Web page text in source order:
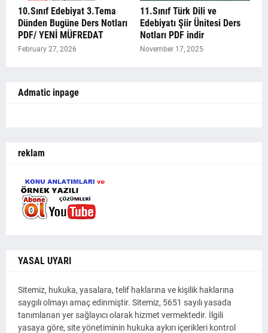
10.Sınıf Edebiyat 3.Tema
Dünden Bugüne Ders Notları
PDF/ YENİ MÜFREDAT
February 27, 2026
11.Sınıf Türk Dili ve
Edebiyatı Şiir Ünitesi Ders
Notları PDF indir
November 17, 2025
Admatic inpage
reklam
YASAL UYARI
Sitemiz, hukuka, yasalara, telif haklarına ve kişilik haklarına
saygılı olmayı amaç edinmiştir. Sitemiz, 5651 sayılı yasada
tanımlanan yer sağlayıcı olarak hizmet vermektedir. İlgili
yasaya göre, site yönetiminin hukuka aykırı içerikleri kontrol